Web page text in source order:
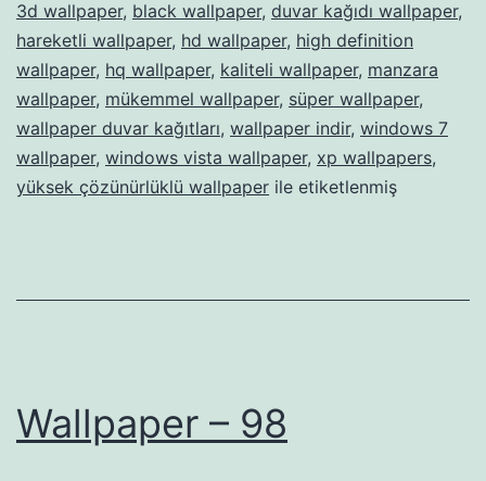
3d wallpaper, black wallpaper, duvar kağıdı wallpaper,
hareketli wallpaper, hd wallpaper, high definition
wallpaper, hq wallpaper, kaliteli wallpaper, manzara
wallpaper, mükemmel wallpaper, süper wallpaper,
wallpaper duvar kağıtları, wallpaper indir, windows 7
wallpaper, windows vista wallpaper, xp wallpapers,
yüksek çözünürlüklü wallpaper ile etiketlenmiş
Wallpaper – 98